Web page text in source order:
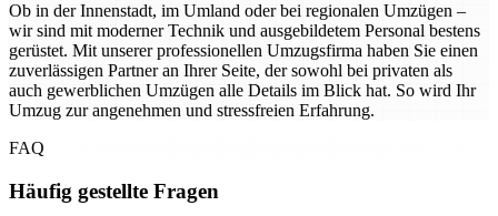
Ob in der Innenstadt, im Umland oder bei regionalen Umzügen –
wir sind mit moderner Technik und ausgebildetem Personal bestens
gerüstet. Mit unserer professionellen Umzugsfirma haben Sie einen
zuverlässigen Partner an Ihrer Seite, der sowohl bei privaten als
auch gewerblichen Umzügen alle Details im Blick hat. So wird Ihr
Umzug zur angenehmen und stressfreien Erfahrung.
FAQ
Häufig gestellte Fragen